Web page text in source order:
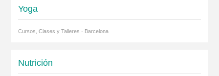
Yoga
Cursos, Clases y Talleres · Barcelona
Nutrición